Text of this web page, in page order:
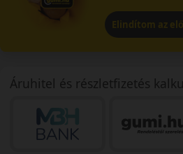
Elindítom az
Áruhitel és részletfizetés